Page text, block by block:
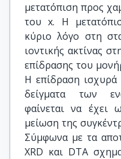
μετατόπιση προς
του x. Η
κύριο λόγο στη
ιοντικής ακτίνας
επίδρασης του
Η επίδραση
δείγματα των
φαίνεται να έχει
μείωση της
Σύμφωνα με τα
XRD και DTA